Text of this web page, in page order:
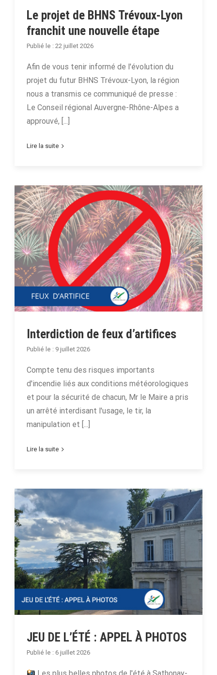
Le projet de BHNS Trévoux-Lyon
franchit une nouvelle étape
22 juillet 2026
Afin de vous tenir informé de l'évolution du
projet du futur BHNS Trévoux-Lyon, la région
nous a transmis ce communiqué de presse :
Le Conseil régional Auvergne-Rhône-Alpes a
approuvé, [...]
Lire la suite
Interdiction de feux d’artifices
9 juillet 2026
Compte tenu des risques importants
d'incendie liés aux conditions météorologiques
et pour la sécurité de chacun, Mr le Maire a pris
un arrêté interdisant l'usage, le tir, la
manipulation et [...]
Lire la suite
JEU DE L’ÉTÉ : APPEL À PHOTOS
6 juillet 2026